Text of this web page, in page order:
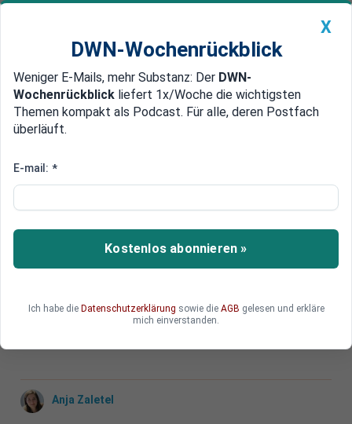
Newsticker MEIN DWN: Geldanlage Premium
Edelmetalle DWN-Magazin China
Europäische Fonds: Wo EU-Geld
verschwindet
Während Italien und Rumänien in absoluten
Zahlen an der Spitze der Länder stehen, ist der
mit EU-Mitteln und Mehrwertsteuer in Luxemburg
Anja Zaletel
X
DWN-Wochenrückblick
Weniger E-Mails, mehr Substanz: Der DWN-
Wochenrückblick liefert 1x/Woche die wichtigsten
Themen kompakt als Podcast. Für alle, deren Postfach
überläuft.
E-mail: *
Kostenlos abonnieren »
Ich habe die Datenschutzerklärung sowie die AGB gelesen und erkläre
mich einverstanden.